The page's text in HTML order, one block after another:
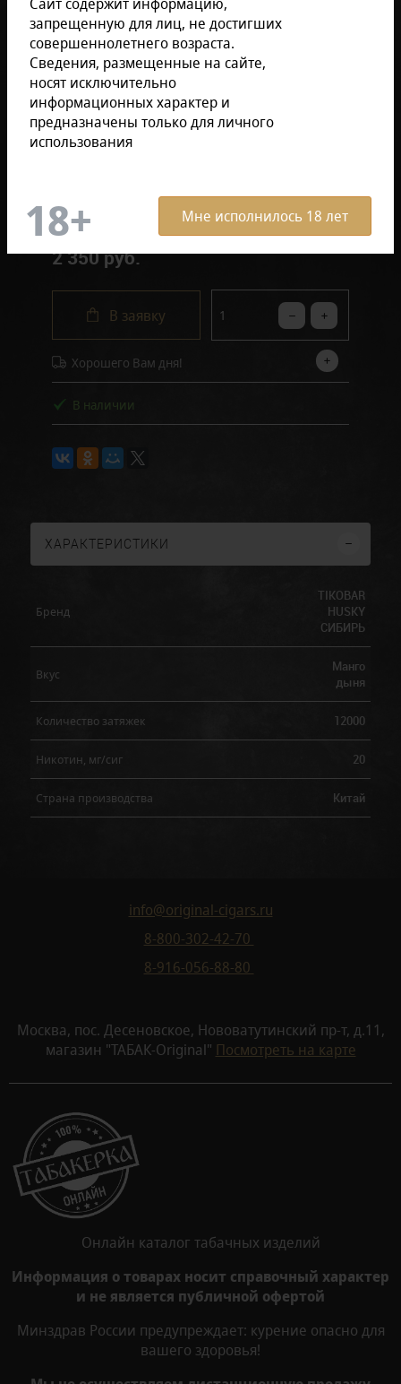
запрещенную для лиц, не достигших
совершеннолетнего возраста.
Сведения, размещенные на сайте,
носят исключительно
информационных характер и
предназначены только для личного
использования
Мне исполнилось 18 лет
2 350 руб.
В заявку
Хорошего Вам дня!
В наличии
ХАРАКТЕРИСТИКИ
Бренд
TIKOBAR
HUSKY
СИБИРЬ
Вкус
Манго
дыня
Количество затяжек 12000
Никотин, мг/сиг 20
Страна производства Китай
info@original-cigars.ru
8-800-302-42-70
8-916-056-88-80
Москва, пос. Десеновское, Нововатутинский пр-т, д.11,
магазин "ТАБАК-Original" Посмотреть на карте
Онлайн каталог табачных изделий
Информация о товарах носит справочный характер
и не является публичной офертой
Минздрав России предупреждает: курение опасно для
вашего здоровья!